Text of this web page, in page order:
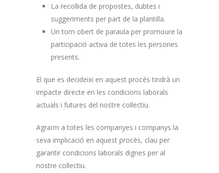
La recollida de propostes, dubtes i
suggeriments per part de la plantilla.
Un torn obert de paraula per promoure la
participació activa de totes les persones
presents.
El que es decideixi en aquest procés tindrà un
impacte directe en les condicions laborals
actuals i futures del nostre col·lectiu.
Agraïm a totes les companyes i companys la
seva implicació en aquest procés, clau per
garantir condicions laborals dignes per al
nostre col·lectiu.